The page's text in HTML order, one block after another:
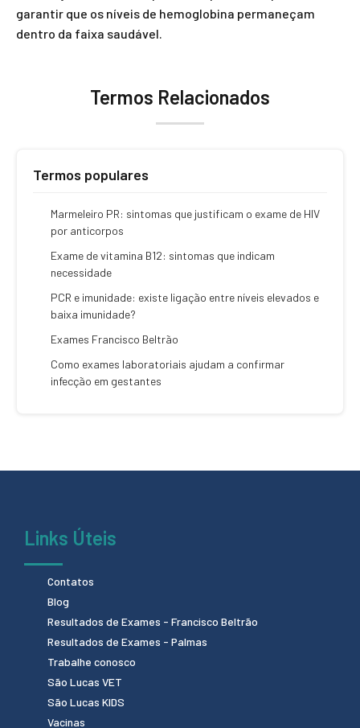
garantir que os níveis de hemoglobina permaneçam
dentro da faixa saudável.
Termos Relacionados
Termos populares
Marmeleiro PR: sintomas que justificam o exame de HIV
por anticorpos
Exame de vitamina B12: sintomas que indicam
necessidade
PCR e imunidade: existe ligação entre níveis elevados e
baixa imunidade?
Exames Francisco Beltrão
Como exames laboratoriais ajudam a confirmar
infecção em gestantes
Links Úteis
Contatos
Blog
Resultados de Exames - Francisco Beltrão
Resultados de Exames - Palmas
Trabalhe conosco
São Lucas VET
São Lucas KIDS
Vacinas